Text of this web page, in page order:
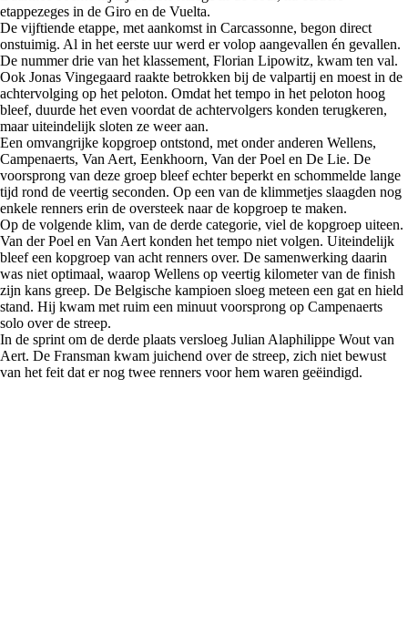
etappezeges in de Giro en de Vuelta.
De vijftiende etappe, met aankomst in Carcassonne, begon direct
onstuimig. Al in het eerste uur werd er volop aangevallen én gevallen.
De nummer drie van het klassement, Florian Lipowitz, kwam ten val.
Ook Jonas Vingegaard raakte betrokken bij de valpartij en moest in de
achtervolging op het peloton. Omdat het tempo in het peloton hoog
bleef, duurde het even voordat de achtervolgers konden terugkeren,
maar uiteindelijk sloten ze weer aan.
Een omvangrijke kopgroep ontstond, met onder anderen Wellens,
Campenaerts, Van Aert, Eenkhoorn, Van der Poel en De Lie. De
voorsprong van deze groep bleef echter beperkt en schommelde lange
tijd rond de veertig seconden. Op een van de klimmetjes slaagden nog
enkele renners erin de oversteek naar de kopgroep te maken.
Op de volgende klim, van de derde categorie, viel de kopgroep uiteen.
Van der Poel en Van Aert konden het tempo niet volgen. Uiteindelijk
bleef een kopgroep van acht renners over. De samenwerking daarin
was niet optimaal, waarop Wellens op veertig kilometer van de finish
zijn kans greep. De Belgische kampioen sloeg meteen een gat en hield
stand. Hij kwam met ruim een minuut voorsprong op Campenaerts
solo over de streep.
In de sprint om de derde plaats versloeg Julian Alaphilippe Wout van
Aert. De Fransman kwam juichend over de streep, zich niet bewust
van het feit dat er nog twee renners voor hem waren geëindigd.